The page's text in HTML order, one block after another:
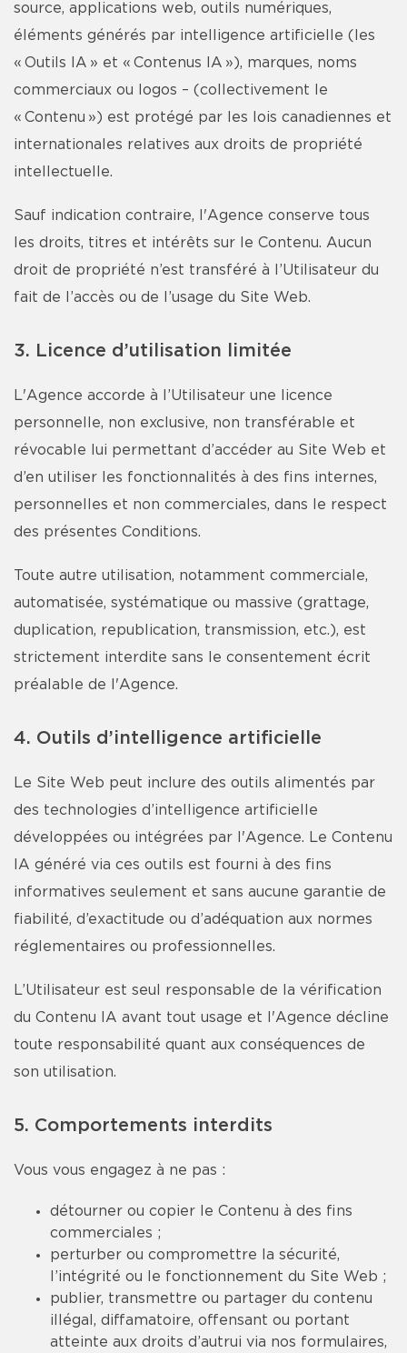
source, applications web, outils numériques,
éléments générés par intelligence artificielle (les
« Outils IA » et « Contenus IA »), marques, noms
commerciaux ou logos – (collectivement le
« Contenu ») est protégé par les lois canadiennes et
internationales relatives aux droits de propriété
intellectuelle.
Sauf indication contraire, l'Agence conserve tous
les droits, titres et intérêts sur le Contenu. Aucun
droit de propriété n’est transféré à l’Utilisateur du
fait de l’accès ou de l’usage du Site Web.
3. Licence d’utilisation limitée
L'Agence accorde à l’Utilisateur une licence
personnelle, non exclusive, non transférable et
révocable lui permettant d’accéder au Site Web et
d’en utiliser les fonctionnalités à des fins internes,
personnelles et non commerciales, dans le respect
des présentes Conditions.
Toute autre utilisation, notamment commerciale,
automatisée, systématique ou massive (grattage,
duplication, republication, transmission, etc.), est
strictement interdite sans le consentement écrit
préalable de l'Agence.
4. Outils d’intelligence artificielle
Le Site Web peut inclure des outils alimentés par
des technologies d’intelligence artificielle
développées ou intégrées par l'Agence. Le Contenu
IA généré via ces outils est fourni à des fins
informatives seulement et sans aucune garantie de
fiabilité, d’exactitude ou d’adéquation aux normes
réglementaires ou professionnelles.
L’Utilisateur est seul responsable de la vérification
du Contenu IA avant tout usage et l'Agence décline
toute responsabilité quant aux conséquences de
son utilisation.
5. Comportements interdits
Vous vous engagez à ne pas :
détourner ou copier le Contenu à des fins
commerciales ;
perturber ou compromettre la sécurité,
l’intégrité ou le fonctionnement du Site Web ;
publier, transmettre ou partager du contenu
illégal, diffamatoire, offensant ou portant
atteinte aux droits d’autrui via nos formulaires,